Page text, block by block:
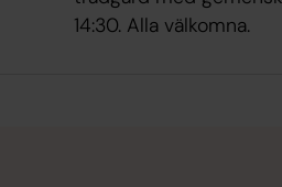
14:30. Alla välkomna.